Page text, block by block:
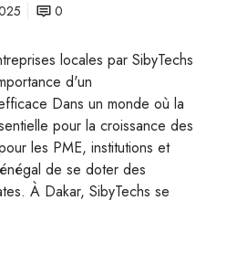
0
locales par SibyTechs
d'un
Dans un monde où la
pour la croissance des
les PME, institutions et
de se doter des
À Dakar, SibyTechs se